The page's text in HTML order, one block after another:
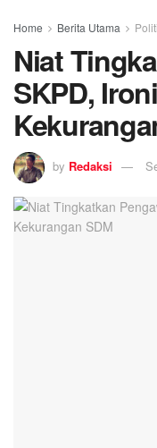
Home Berita Utama
Niat
SKPD,
by Redaksi